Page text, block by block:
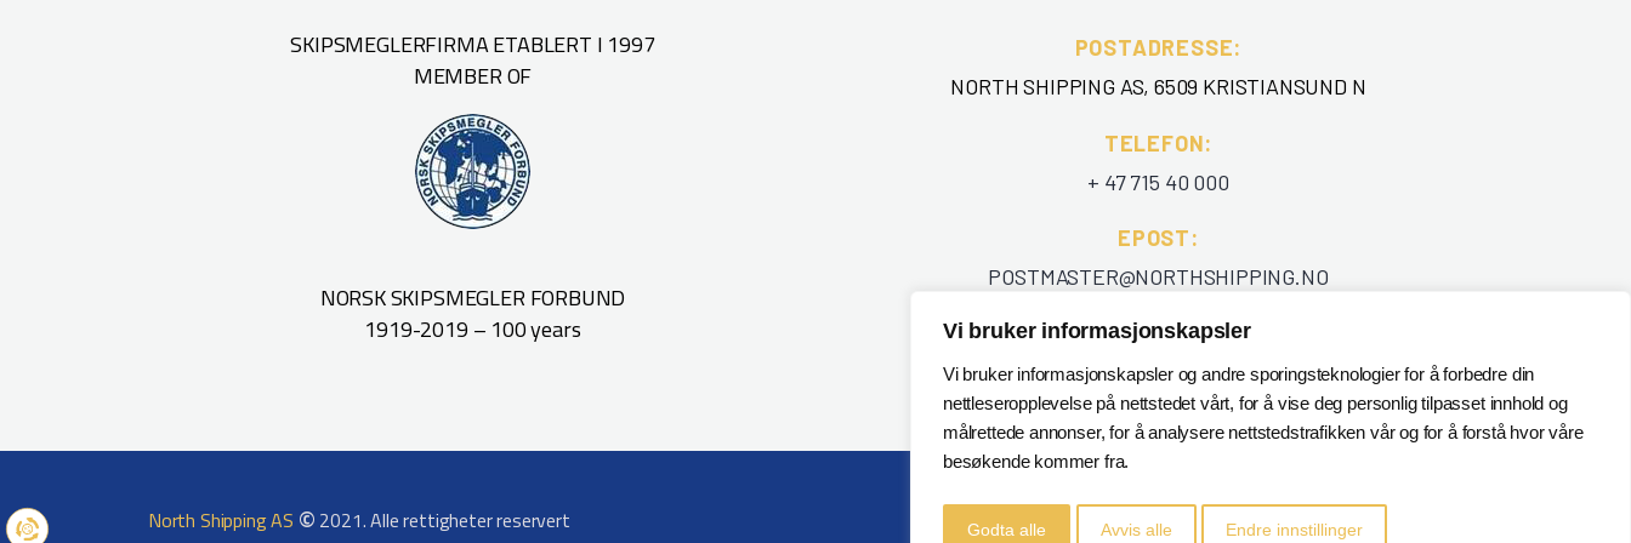
Vi bruker informasjonskapsler
Vi bruker informasjonskapsler og andre sporingsteknologier for å forbedre din
nettleseropplevelse på nettstedet vårt, for å vise deg personlig tilpasset innhold og
målrettede annonser, for å analysere nettstedstrafikken vår og for å forstå hvor våre
besøkende kommer fra.
Godta alle Avvis alle Endre innstillinger
SKIPSMEGLERFIRMA ETABLERT I 1997
MEMBER OF
NORSK SKIPSMEGLER FORBUND
1919-2019 – 100 years
POSTADRESSE:
NORTH SHIPPING AS, 6509 KRISTIANSUND N
TELEFON:
+ 47 715 40 000
EPOST:
POSTMASTER@NORTHSHIPPING.NO
North Shipping AS © 2021. Alle rettigheter reservert